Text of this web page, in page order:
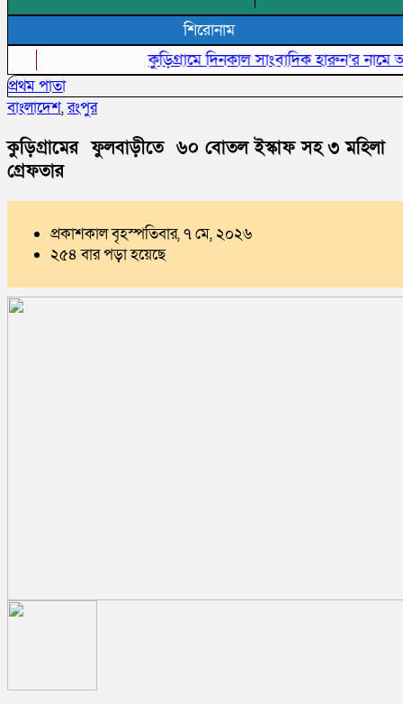
শিরোনাম
কুড়িগ্রামে দিনকাল সাংবাদিক হারুন’র নামে
প্রথম পাতা
বাংলাদেশ,রংপুর
কুড়িগ্রামের ফুলবাড়ীতে ৬০ বোতল ইস্কাফ সহ ৩ মহিলা
গ্রেফতার
প্রকাশকাল বৃহস্পতিবার, ৭ মে, ২০২৬
২৫৪ বার পড়া হয়েছে